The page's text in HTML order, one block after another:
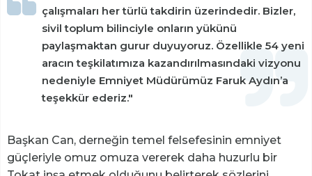
çalışmaları her türlü takdirin üzerindedir. Bizler,
sivil toplum bilinciyle onların yükünü
paylaşmaktan gurur duyuyoruz. Özellikle 54 yeni
aracın teşkilatımıza kazandırılmasındaki vizyonu
nedeniyle Emniyet Müdürümüz Faruk Aydın’a
teşekkür ederiz."
Başkan Can, derneğin temel felsefesinin emniyet
güçleriyle omuz omuza vererek daha huzurlu bir